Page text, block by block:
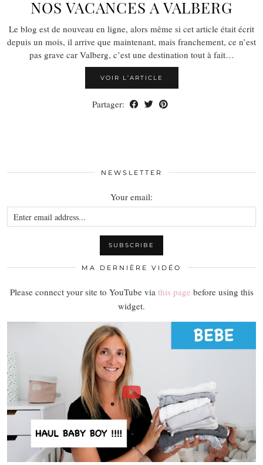
NOS VACANCES A VALBERG
Le blog est de nouveau en ligne, alors même si cet article était écrit
depuis un mois, il arrive que maintenant, mais franchement, ce n’est
pas grave car Valberg, c’est une destination tout à fait…
VOIR L’ARTICLE
Partager:
NEWSLETTER
Your email:
MA DERNIÈRE VIDÉO
Please connect your site to YouTube via this page before using this
widget.